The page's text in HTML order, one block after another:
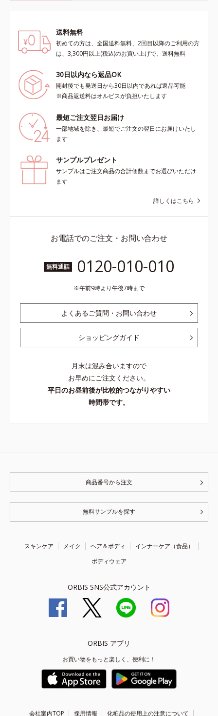
送料無料
初めての方は、全国送料無料、2回目以降のご利用の方
は、3,300円以上(税込)のお買い上げで、送料無料
30日以内なら返品OK
開封後でも発送日から30日以内であれば返品可能
※商品返送料はオルビスが負担いたします
最短ご注文翌日お届け
一部地域を除き、最短でご注文の翌日にお届けいたし
ます
サンプルプレゼント
サンプルはご注文商品の合計個数までお選びいただけ
ます
詳しくはこちら
お電話でのご注文・お問い合わせ
無料通話 0120-010-010
午前9時より午後7時まで
よくあるご質問・お問い合わせ
ショッピングガイド
月末は混み合いますので
お早めにご注文ください。
平日のお昼前後が比較的つながりやすい
時間帯です。
商品番号から注文
無料サンプルを探す
スキンケア メイク ヘア＆ボディ
インナーケア（食品）
ボディウェア
ORBIS SNS公式アカウント
ORBIS アプリ
お買い物をもっと楽しく、便利に！
会社案内TOP 採用情報 化粧品の使用上の注意について